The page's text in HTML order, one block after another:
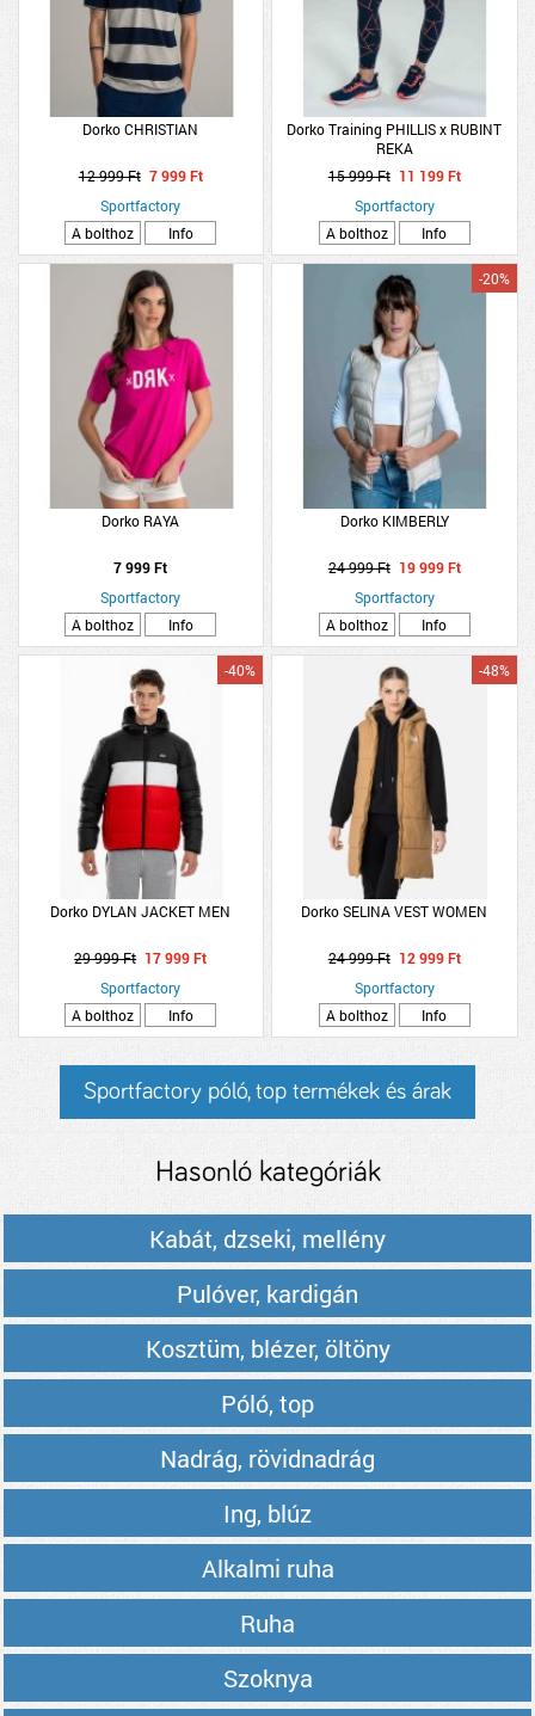
Dorko CHRISTIAN
12 999 Ft 7 999 Ft
Sportfactory
A bolthoz
Info
Dorko Training PHILLIS x RUBINT
REKA
15 999 Ft 11 199 Ft
Sportfactory
A bolthoz
Info
Dorko RAYA
7 999 Ft
Sportfactory
A bolthoz
Info
Dorko KIMBERLY
-20%
24 999 Ft 19 999 Ft
Sportfactory
A bolthoz
Info
Dorko DYLAN JACKET MEN
-40%
29 999 Ft 17 999 Ft
Sportfactory
A bolthoz
Info
Dorko SELINA VEST WOMEN
-48%
24 999 Ft 12 999 Ft
Sportfactory
A bolthoz
Info
Sportfactory póló, top termékek és árak
Hasonló kategóriák
Kabát, dzseki, mellény
Pulóver, kardigán
Kosztüm, blézer, öltöny
Póló, top
Nadrág, rövidnadrág
Ing, blúz
Alkalmi ruha
Ruha
Szoknya